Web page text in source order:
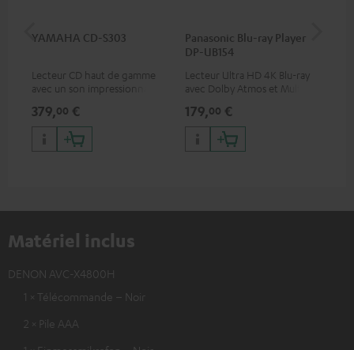
YAMAHA CD-S303
Lecteur CD haut de gamme
avec un son impressionnant
379,00 €
Panasonic Blu-ray Player
DP-UB154
Lecteur Ultra HD 4K Blu-ray
avec Dolby Atmos et Multi
qualité d’image incroyable et
des couleurs contrastées
179,00 €
Matériel inclus
DENON AVC-X4800H
1 × Télécommande – Noir
2 × Pile AAA